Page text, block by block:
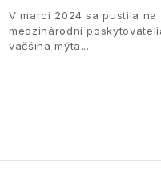
V marci 2024 sa pustila na
medzinárodní
väčšina mýta.